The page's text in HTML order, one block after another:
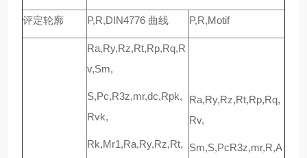
评定轮廓 P,R,DIN4776 曲线 P,R,Motif
Ra,Ry,Rz,Rt,Rp,Rq,R
v,Sm,
S,Pc,R3z,mr,dc,Rpk,
Rvk,
Rk,Mr1,Ra,Ry,Rz,Rt,
Ra,Ry,Rz,Rt,Rp,Rq,
Rv,
Sm,S,PcR3z,mr,R,A